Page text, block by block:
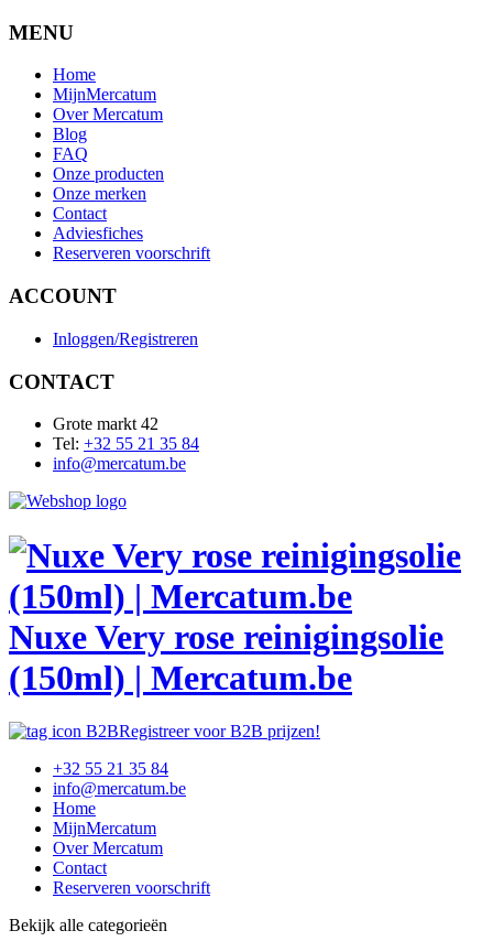
MENU
Home
MijnMercatum
Over Mercatum
Blog
FAQ
Onze producten
Onze merken
Contact
Adviesfiches
Reserveren voorschrift
ACCOUNT
Inloggen/Registreren
CONTACT
Grote markt 42
Tel: +32 55 21 35 84
info@mercatum.be
Nuxe Very rose reinigingsolie
(150ml) | Mercatum.be
Registreer voor B2B prijzen!
+32 55 21 35 84
info@mercatum.be
Home
MijnMercatum
Over Mercatum
Contact
Reserveren voorschrift
Bekijk alle categorieën